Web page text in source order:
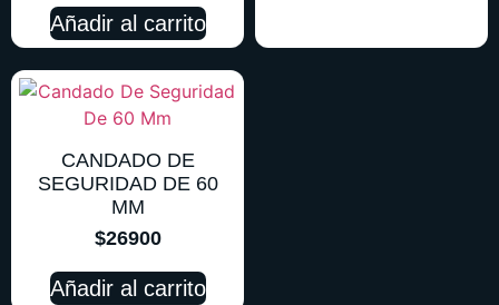
Añadir al carrito
CANDADO DE
SEGURIDAD DE 60
MM
$26900
Añadir al carrito